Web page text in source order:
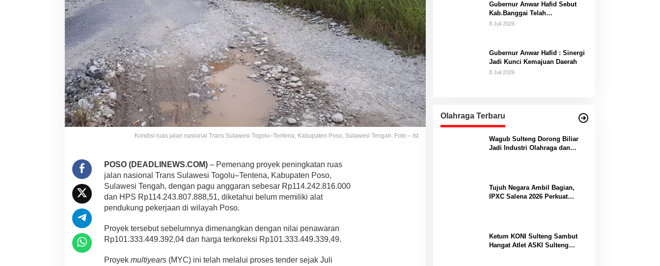
Kondisi ruas jalan nasional Trans Sulawesi Togolu–Tentena, Kabupaten Poso, Sulawesi Tengah. Foto – Ist
POSO (DEADLINEWS.COM)– Pemenang proyek peningkatan ruas
jalan nasional Trans Sulawesi Togolu–Tentena, Kabupaten Poso,
Sulawesi Tengah, dengan pagu anggaran sebesar Rp114.242.816.000
dan HPS Rp114.243.807.888,51, diketahui belum memiliki alat
pendukung pekerjaan di wilayah Poso.
Proyek tersebut sebelumnya dimenangkan dengan nilai penawaran
Rp101.333.449.392,04 dan harga terkoreksi Rp101.333.449.339,49.
Proyek multiyears(MYC) ini telah melalui proses tender sejak Juli
Gubernur Anwar Hafid Sebut
Kab.Banggai Telah
“Melahirkan” Generasi…
8 Juli 2026
Gubernur Anwar Hafid : Sinergi
Jadi Kunci Kemajuan Daerah
8 Juli 2026
Olahraga Terbaru
Wagub Sulteng Dorong Biliar
Jadi Industri Olahraga dan
Tujuh Negara Ambil Bagian,
IPXC Salena 2026 Perkuat
Ketum KONI Sulteng Sambut
Hangat Atlet ASKI Sulteng